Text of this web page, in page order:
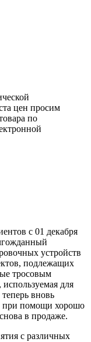
цен просим
по
с 01 декабря
устройств
подлежащих
тросовым
, используемая для
вновь
при помощи хорошо
снова в продаже.
с различных